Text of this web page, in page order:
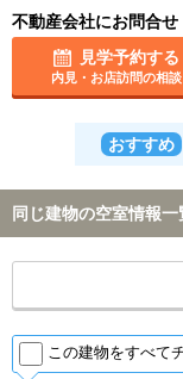
不動産会社にお問合せ
見学予約する
内見・お店訪問の相談
おすすめ
同じ建物の空室情報一
この建物をすべて